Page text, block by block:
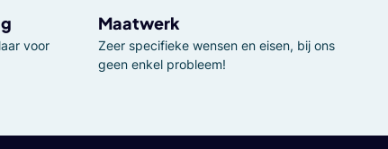
voor
Maatwerk
Zeer specifieke wensen en eisen, bij ons
geen enkel probleem!